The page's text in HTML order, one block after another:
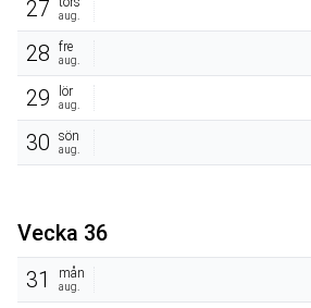
27 aug.
28 fre
aug.
29 lör
aug.
30 sön
aug.
Vecka 36
31
mån
aug.